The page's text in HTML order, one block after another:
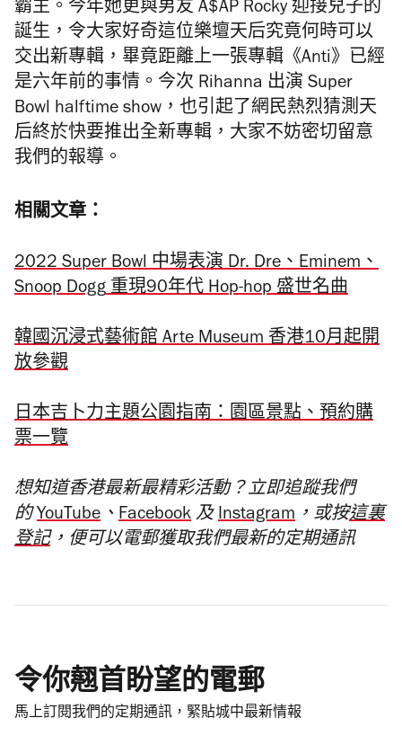
霸主。今年她更與男友 A$AP Rocky 迎接兒子的
誕生，令大家好奇這位樂壇天后究竟何時可以
交出新專輯，畢竟距離上一張專輯《Anti》已經
是六年前的事情。今次 Rihanna 出演 Super
Bowl halftime show，也引起了網民熱烈猜測天
后終於快要推出全新專輯，大家不妨密切留意
我們的報導。
相關文章：
2022 Super Bowl 中場表演 Dr. Dre、Eminem、
Snoop Dogg 重現90年代 Hop-hop 盛世名曲
韓國沉浸式藝術館 Arte Museum 香港10月起開
放參觀
日本吉卜力主題公園指南：園區景點、預約購
票一覽
想知道香港最新最精彩活動？立即追蹤我們
的 YouTube 、 Facebook 及 Instagram ，或按這裏
登記，便可以電郵獲取我們最新的定期通訊
令你翹首盼望的電郵
馬上訂閱我們的定期通訊，緊貼城中最新情報